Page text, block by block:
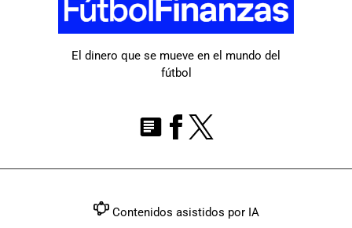
El dinero que se mueve en el mundo del
fútbol
Contenidos asistidos por IA